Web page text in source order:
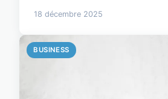
18 décembre 2025
BUSINESS